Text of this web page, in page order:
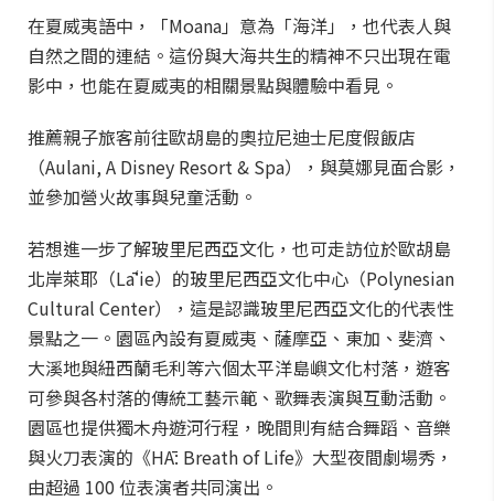
在夏威夷語中，「Moana」意為「海洋」，也代表人與
自然之間的連結。這份與大海共生的精神不只出現在電
影中，也能在夏威夷的相關景點與體驗中看見。
推薦親子旅客前往歐胡島的奧拉尼迪士尼度假飯店
（Aulani, A Disney Resort & Spa），與莫娜見面合影，
並參加營火故事與兒童活動。
若想進一步了解玻里尼西亞文化，也可走訪位於歐胡島
北岸萊耶（Lāʻie）的玻里尼西亞文化中心（Polynesian
Cultural Center），這是認識玻里尼西亞文化的代表性
景點之一。園區內設有夏威夷、薩摩亞、東加、斐濟、
大溪地與紐西蘭毛利等六個太平洋島嶼文化村落，遊客
可參與各村落的傳統工藝示範、歌舞表演與互動活動。
園區也提供獨木舟遊河行程，晚間則有結合舞蹈、音樂
與火刀表演的《HĀ: Breath of Life》大型夜間劇場秀，
由超過 100 位表演者共同演出。